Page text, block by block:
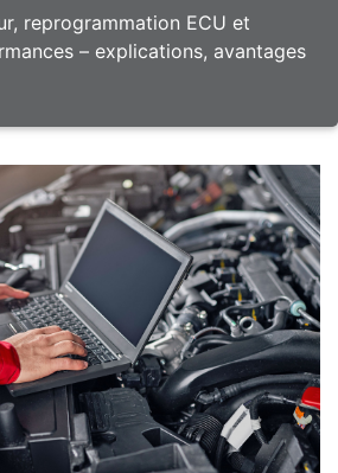
reprogrammation ECU et
– explications, avantages